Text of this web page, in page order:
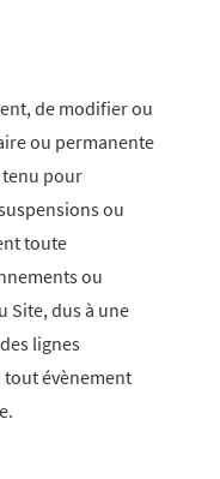
de modifier ou
ou permanente
tenu pour
ou
toute
ou
Site, dus à une
lignes
évènement